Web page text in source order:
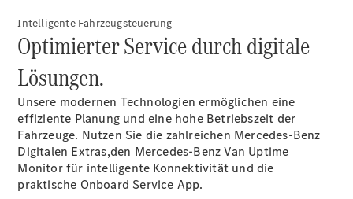
Übersicht
Unfallreparaturen
SmallRepair
Rücknahme
Intelligente Fahrzeugsteuerung
Optimierter Service durch digitale
Lösungen.
Unsere modernen Technologien ermöglichen eine
effiziente Planung und eine hohe Betriebszeit der
Fahrzeuge. Nutzen Sie die zahlreichen Mercedes-Benz
Digitalen Extras,den Mercedes-Benz Van Uptime
Monitor für intelligente Konnektivität und die
praktische Onboard Service App.